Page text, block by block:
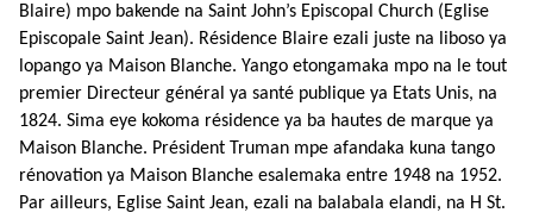
Blaire) mpo bakende na Saint John’s Episcopal Church (Eglise
Episcopale Saint Jean). Résidence Blaire ezali juste na liboso ya
lopango ya Maison Blanche. Yango etongamaka mpo na le tout
premier Directeur général ya santé publique ya Etats Unis, na
1824. Sima eye kokoma résidence ya ba hautes de marque ya
Maison Blanche. Président Truman mpe afandaka kuna tango
rénovation ya Maison Blanche esalemaka entre 1948 na 1952.
Par ailleurs, Eglise Saint Jean, ezali na balabala elandi, na H St.